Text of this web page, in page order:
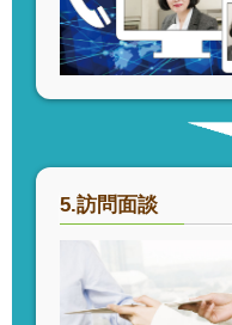
5.訪問面談